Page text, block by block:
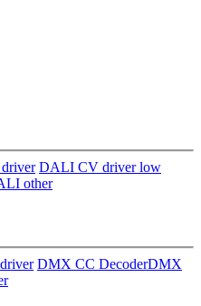
DALI CV driver low
other
DMX CC DecoderDMX